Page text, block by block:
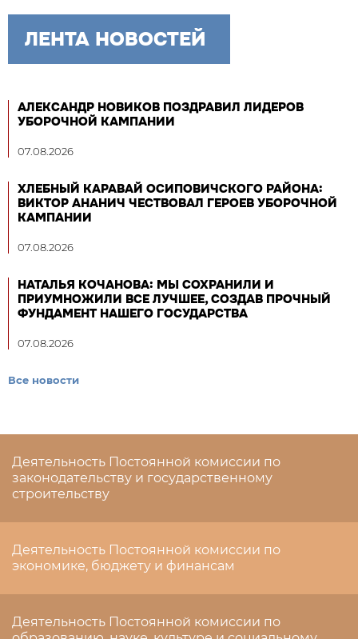
ЛЕНТА НОВОСТЕЙ
АЛЕКСАНДР НОВИКОВ ПОЗДРАВИЛ ЛИДЕРОВ
УБОРОЧНОЙ КАМПАНИИ
07.08.2026
ХЛЕБНЫЙ КАРАВАЙ ОСИПОВИЧСКОГО РАЙОНА:
ВИКТОР АНАНИЧ ЧЕСТВОВАЛ ГЕРОЕВ УБОРОЧНОЙ
КАМПАНИИ
07.08.2026
НАТАЛЬЯ КОЧАНОВА: МЫ СОХРАНИЛИ И
ПРИУМНОЖИЛИ ВСЕ ЛУЧШЕЕ, СОЗДАВ ПРОЧНЫЙ
ФУНДАМЕНТ НАШЕГО ГОСУДАРСТВА
07.08.2026
Все новости
Деятельность Постоянной комиссии по
законодательству и государственному
строительству
Деятельность Постоянной комиссии по
экономике, бюджету и финансам
Деятельность Постоянной комиссии по